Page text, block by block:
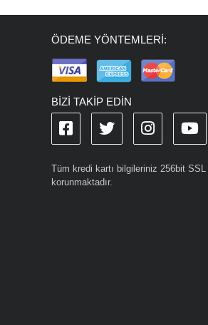
ÖDEME YÖNTEMLERİ:
BİZİ TAKİP EDİN
Tüm kredi kartı bilgileriniz 256bit
korunmaktadır.